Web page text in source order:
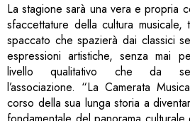
La stagione sarà una vera e propria
sfaccettature della cultura
spaccato che spazierà dai classici
espressioni artistiche, senza mai
livello qualitativo che da
l’associazione. “La Camerata
corso della sua lunga storia a